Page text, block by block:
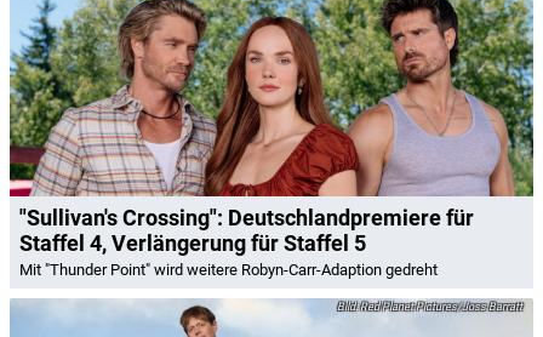
"Sullivan's Crossing": Deutschlandpremiere für
Staffel 4, Verlängerung für Staffel 5
Mit "Thunder Point" wird weitere Robyn-Carr-Adaption gedreht
Red Planet Pictures/Joss Barratt